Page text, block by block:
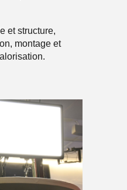
et structure,
montage et